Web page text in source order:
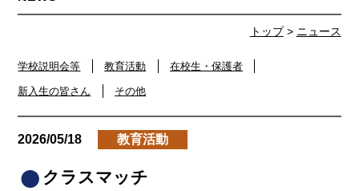
トップ> ニュース
学校説明会等 教育活動 在校生・保護者
新入生の皆さん その他
2026/05/18 教育活動
クラスマッチ